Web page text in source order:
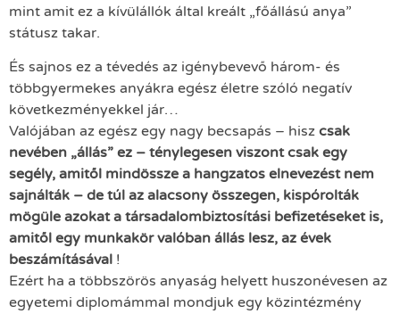
mint amit ez a kívülállók által kreált „főállású anya”
státusz takar.
És sajnos ez a tévedés az igénybevevő három- és
többgyermekes anyákra egész életre szóló negatív
következményekkel jár…
Valójában az egész egy nagy becsapás – hisz csak
nevében „állás” ez – ténylegesen viszont csak egy
segély, amitől mindössze a hangzatos elnevezést nem
sajnálták – de túl az alacsony összegen, kispórolták
mögüle azokat a társadalombiztosítási befizetéseket is,
amitől egy munkakör valóban állás lesz, az évek
beszámításával !
Ezért ha a többszörös anyaság helyett huszonévesen az
egyetemi diplomámmal mondjuk egy közintézmény